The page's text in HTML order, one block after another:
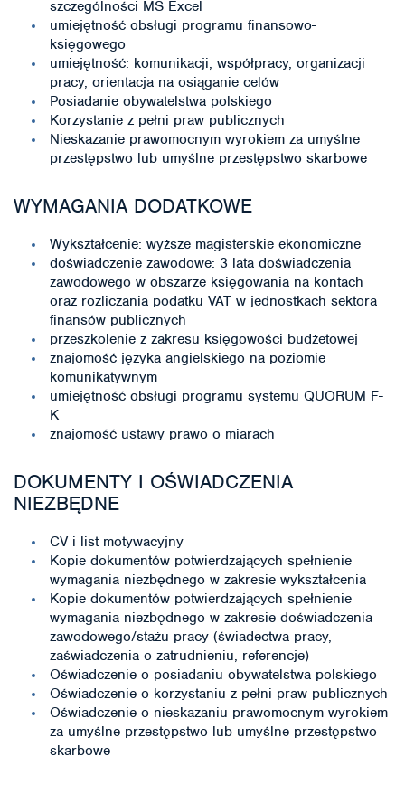
szczególności MS Excel
umiejętność obsługi programu finansowo-
księgowego
umiejętność: komunikacji, współpracy, organizacji
pracy, orientacja na osiąganie celów
Posiadanie obywatelstwa polskiego
Korzystanie z pełni praw publicznych
Nieskazanie prawomocnym wyrokiem za umyślne
przestępstwo lub umyślne przestępstwo skarbowe
WYMAGANIA DODATKOWE
Wykształcenie: wyższe magisterskie ekonomiczne
doświadczenie zawodowe: 3 lata doświadczenia
zawodowego w obszarze księgowania na kontach
oraz rozliczania podatku VAT w jednostkach sektora
finansów publicznych
przeszkolenie z zakresu księgowości budżetowej
znajomość języka angielskiego na poziomie
komunikatywnym
umiejętność obsługi programu systemu QUORUM F-
K
znajomość ustawy prawo o miarach
DOKUMENTY I OŚWIADCZENIA
NIEZBĘDNE
CV i list motywacyjny
Kopie dokumentów potwierdzających spełnienie
wymagania niezbędnego w zakresie wykształcenia
Kopie dokumentów potwierdzających spełnienie
wymagania niezbędnego w zakresie doświadczenia
zawodowego/stażu pracy (świadectwa pracy,
zaświadczenia o zatrudnieniu, referencje)
Oświadczenie o posiadaniu obywatelstwa polskiego
Oświadczenie o korzystaniu z pełni praw publicznych
Oświadczenie o nieskazaniu prawomocnym wyrokiem
za umyślne przestępstwo lub umyślne przestępstwo
skarbowe